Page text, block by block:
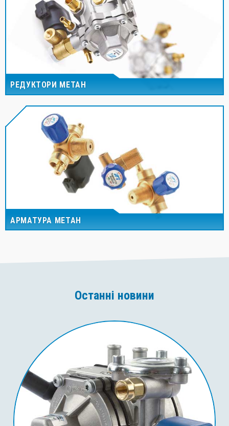
РЕДУКТОРИ МЕТАН
АРМАТУРА МЕТАН
Останні новини